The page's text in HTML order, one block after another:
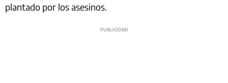
plantado por los asesinos.